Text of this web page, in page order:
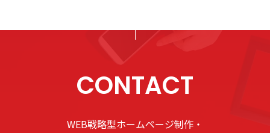
CONTACT
WEB戦略型ホームページ制作・